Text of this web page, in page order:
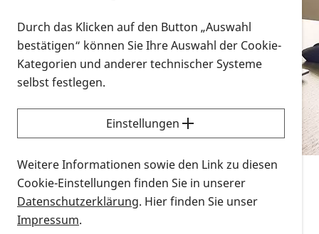
Vorlesen
Alle Infomaterialien in verschiedenen
Formaten an einem Ort
Sie möchten wissen, wie Sie nach Infonmaterial
suchen und dieses bestellen bzw. herunterladen
können? Schauen Sie sich dieErklärvideos zum
Thema Infomaterial auf der PRO RETINA-Website
für blinde und sehbehinderte Menschen an.
Auf dieser Seite finden Sie sämtliches Infomaterial
Durch das Klicken auf den Button „Auswahl
bestätigen“ können Sie Ihre Auswahl der Cookie-
Kategorien und anderer technischer Systeme
selbst festlegen.
Einstellungen
Weitere Informationen sowie den Link zu diesen
Cookie-Einstellungen finden Sie in unserer
Datenschutzerklärung. Hier finden Sie unser
Impressum.